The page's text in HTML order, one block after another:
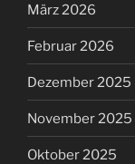
März 2026
Februar 2026
Dezember 2025
November 2025
Oktober 2025